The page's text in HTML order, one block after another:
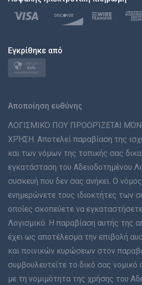
Polski
日本
ภาษาไทย
Dansk
हिंदी
עברית
Română
Εγκρίθηκε από
Αποποίηση ευθύνης
ΛΟΓΙΣΜΙΚΌ ΠΟΥ ΠΡΟΟΡΊΖΕΤΑΙ
ΧΡΉΣΗ. Αποτελεί παραβίαση της
και των νόμων της τοπικής σας
εγκατάσταση του Αδειοδοτημένου
συσκευή που δεν σας ανήκει. Ο νόμος
ενημερώνετε τους ιδιοκτήτες των
οποίες σκοπεύετε να
Λογισμικό. Η παραβίαση αυτής της
έχει ως αποτέλεσμα την επιβολή
και ποινικών κυρώσεων στον
συμβουλευτείτε το δικό σας
με τη νομιμότητα της χρήσης του